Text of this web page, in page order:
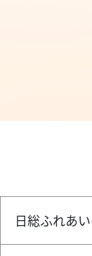
日総ふれあ